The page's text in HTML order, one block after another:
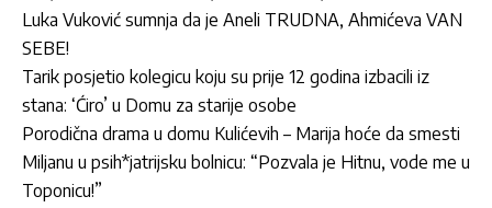
Luka Vuković sumnja da je Aneli TRUDNA, Ahmićeva VAN
SEBE!
Tarik posjetio kolegicu koju su prije 12 godina izbacili iz
stana: ‘Ćiro’ u Domu za starije osobe
Porodična drama u domu Kulićevih – Marija hoće da smesti
Miljanu u psih*jatrijsku bolnicu: “Pozvala je Hitnu, vode me u
Toponicu!”